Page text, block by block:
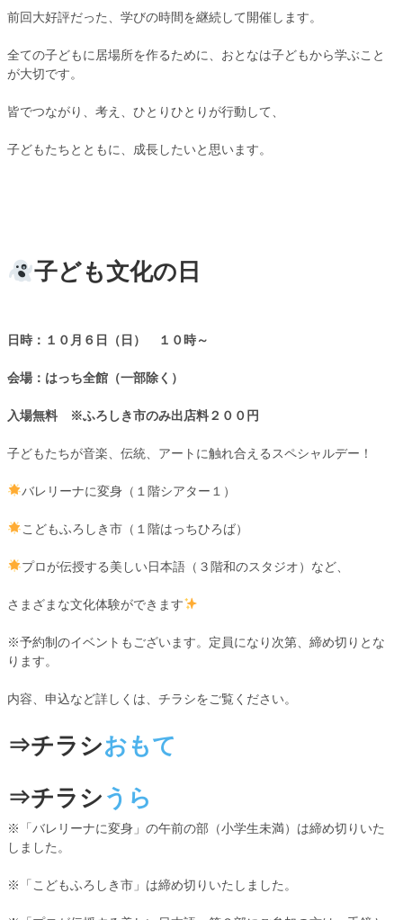
前回大好評だった、学びの時間を継続して開催します。
全ての子どもに居場所を作るために、おとなは子どもから学ぶこと
が大切です。
皆でつながり、考え、ひとりひとりが行動して、
子どもたちとともに、成長したいと思います。
子ども文化の日
日時：１０月６日（日） １０時～
会場：はっち全館（一部除く）
入場無料 ※ふろしき市のみ出店料２００円
子どもたちが音楽、伝統、アートに触れ合えるスペシャルデー！
バレリーナに変身（１階シアター１）
こどもふろしき市（１階はっちひろば）
プロが伝授する美しい日本語（３階和のスタジオ）など、
さまざまな文化体験ができます
※予約制のイベントもございます。定員になり次第、締め切りとな
ります。
内容、申込など詳しくは、チラシをご覧ください。
⇒チラシおもて
⇒チラシ うら
※「バレリーナに変身」の午前の部（小学生未満）は締め切りいた
しました。
※「こどもふろしき市」は締め切りいたしました。